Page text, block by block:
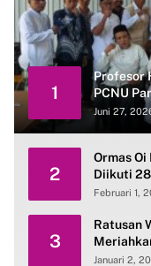
1
Profesor
PCNU
Juni 27,
2
Ormas
Diikuti
Februari 1,
3
Ratusan
Januari 2,